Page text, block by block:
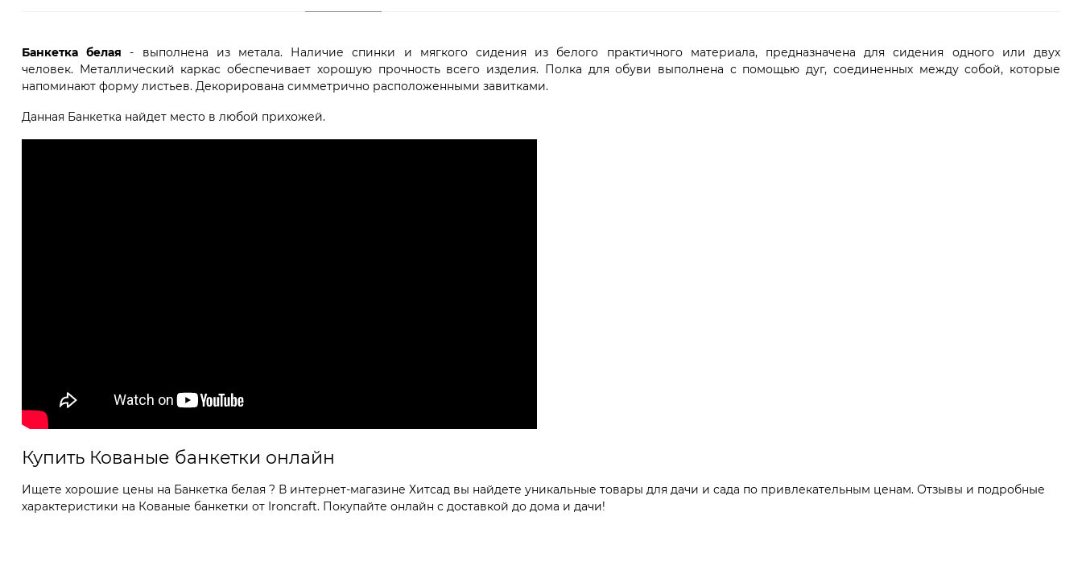
Банкетка белая - выполнена из метала. Наличие спинки и мягкого сидения из белого практичного материала, предназначена для сидения одного или двух
человек. Металлический каркас обеспечивает хорошую прочность всего изделия. Полка для обуви выполнена с помощью дуг, соединенных между собой, которые
напоминают форму листьев. Декорирована симметрично расположенными завитками.
Данная Банкетка найдет место в любой прихожей.
Купить Кованые банкетки онлайн
Ищете хорошие цены на Банкетка белая ? В интернет-магазине Хитсад вы найдете уникальные товары для дачи и сада по привлекательным ценам. Отзывы и подробные
характеристики на Кованые банкетки от Ironcraft. Покупайте онлайн с доставкой до дома и дачи!